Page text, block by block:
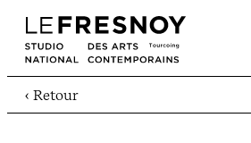
‹ Retour